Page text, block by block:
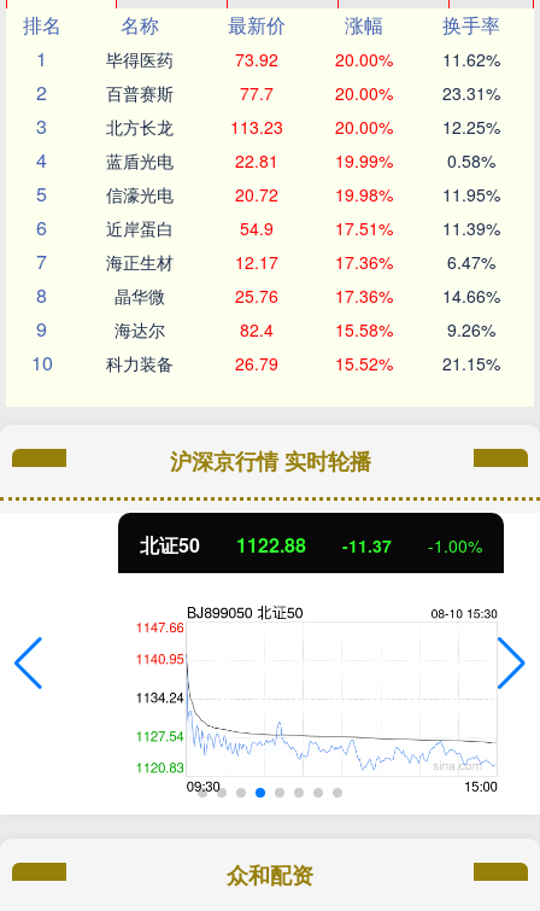
排名
名称 最新价 涨幅
换手率
1
毕得医药 73.92 20.00% 11.62%
2 百普赛斯 77.7 20.00% 23.31%
3 北方长龙 113.23 20.00% 12.25%
4 蓝盾光电 22.81 19.99% 0.58%
5 信濠光电 20.72 19.98% 11.95%
6 近岸蛋白 54.9 17.51% 11.39%
7 海正生材 12.17 17.36% 6.47%
8 晶华微 25.76 17.36% 14.66%
9 海达尔 82.4 15.58% 9.26%
10 科力装备 26.79 15.52% 21.15%
沪深京行情 实时轮播
北证50 1122.88 -11.37 -1.00%
众和配资